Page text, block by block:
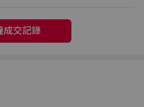
成交記錄